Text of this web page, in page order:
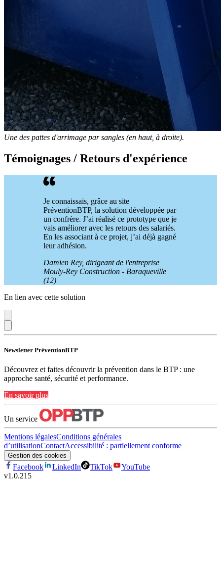
Une des pattes d'arrimage par sangles (en haut, à droite).
Témoignages / Retours d'expérience
Je connaissais, grâce au site
PréventionBTP, la solution développée par
un confrère. J’ai réalisé ce prototype que je
vais améliorer avec les retours des salariés.
En les associant à ce projet, j’ai déjà gagné
leur adhésion.
Damien Rey, dirigeant de l'entreprise
Mouly-Rey Construction - Baraqueville
(12)
En lien avec cette solution
Newsletter PréventionBTP
Découvrez et faites découvrir la prévention dans le BTP : une
approche santé, sécurité et performance.
En savoir plus
Un service
Mentions légalesConditions générales
d’utilisationContactAccessibilité : partiellement conforme
Gestion des cookies
Facebook LinkedIn TikTok
YouTube
v1.0.215